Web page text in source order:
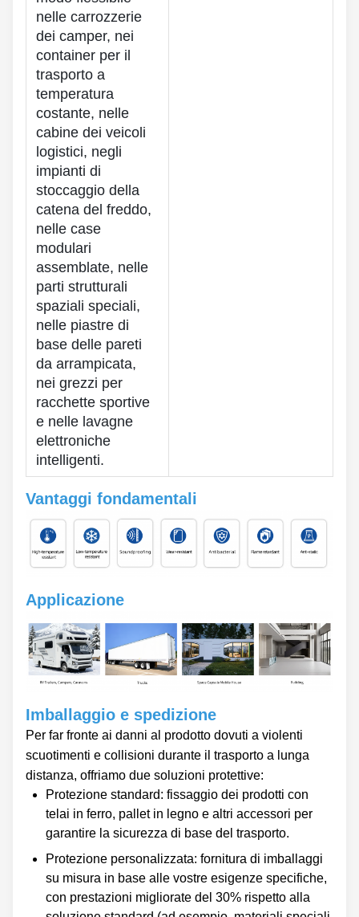
nelle carrozzerie
dei camper, nei
container per il
trasporto a
temperatura
costante, nelle
cabine dei veicoli
logistici, negli
impianti di
stoccaggio della
catena del freddo,
nelle case
modulari
assemblate, nelle
parti strutturali
spaziali speciali,
nelle piastre di
base delle pareti
da arrampicata,
nei grezzi per
racchette sportive
e nelle lavagne
elettroniche
intelligenti.
Vantaggi fondamentali
Applicazione
Imballaggio e spedizione
Per far fronte ai danni al prodotto dovuti a violenti
scuotimenti e collisioni durante il trasporto a lunga
distanza, offriamo due soluzioni protettive:
Protezione standard: fissaggio dei prodotti con
telai in ferro, pallet in legno e altri accessori per
garantire la sicurezza di base del trasporto.
Protezione personalizzata: fornitura di imballaggi
su misura in base alle vostre esigenze specifiche,
con prestazioni migliorate del 30% rispetto alla